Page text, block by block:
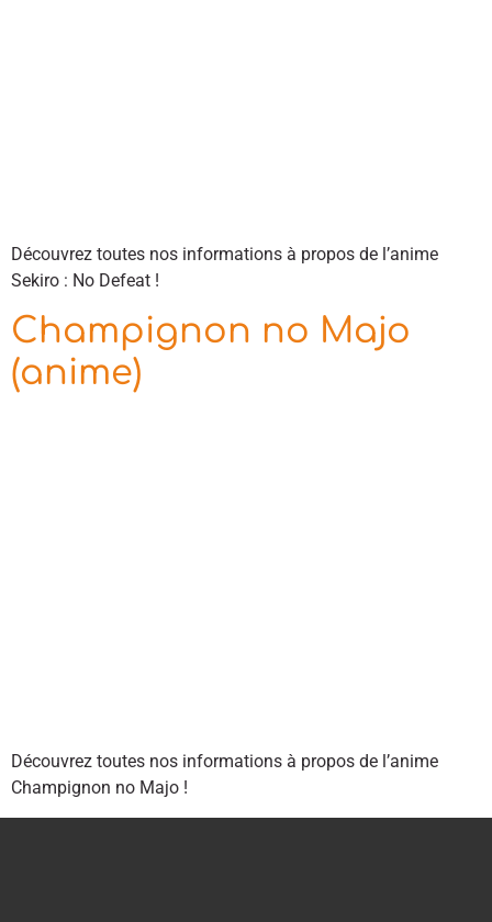
Découvrez toutes nos informations à propos de l’anime
Sekiro : No Defeat !
Champignon no Majo
(anime)
Découvrez toutes nos informations à propos de l’anime
Champignon no Majo !